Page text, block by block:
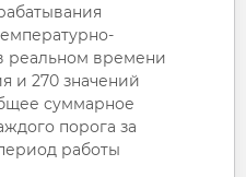
реальном времени
и 270 значений
суммарное
порога за
работы